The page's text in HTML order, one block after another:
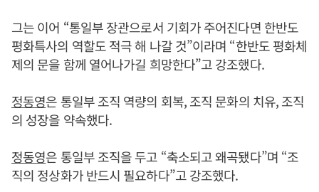
그는 이어 “통일부 장관으로서 기회가 주어진다면 한반도
평화특사의 역할도 적극 해 나갈 것”이라며 “한반도 평화체
제의 문을 함께 열어나가길 희망한다”고 강조했다.
정동영은 통일부 조직 역량의 회복, 조직 문화의 치유, 조직
의 성장을 약속했다.
정동영은 통일부 조직을 두고 “축소되고 왜곡됐다”며 “조
직의 정상화가 반드시 필요하다”고 강조했다.